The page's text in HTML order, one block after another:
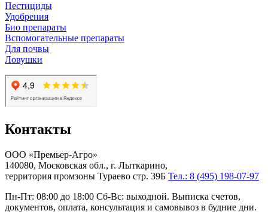
Пестициды
Удобрения
Био препараты
Вспомогательные препараты
Для почвы
Ловушки
Контакты
ООО «Премьер-Агро»
140080, Московская обл., г. Лыткарино,
территория промзоны Тураево стр. 39Б Тел.: 8 (495) 198-07-97
Пн-Пт: 08:00 до 18:00 Сб-Вс: выходной. Выписка счетов,
документов, оплата, консультация и самовывоз в будние дни.